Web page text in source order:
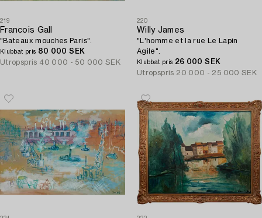
219
Francois Gall
"Bateaux mouches Paris".
Klubbat pris 80 000 SEK
Utropspris 40 000 - 50 000 SEK
220
Willy James
"L'homme et la rue Le Lapin
Agile".
Klubbat pris 26 000 SEK
Utropspris 20 000 - 25 000 SEK